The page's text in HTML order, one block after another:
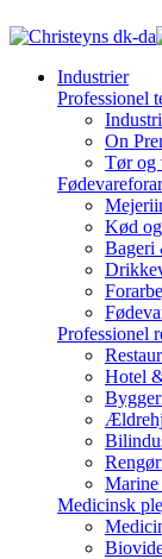
dk-da
Industrier
Professionel
On
Tør og
Kød
Bageri
Professionel
Hotel
Marine
Medicinsk